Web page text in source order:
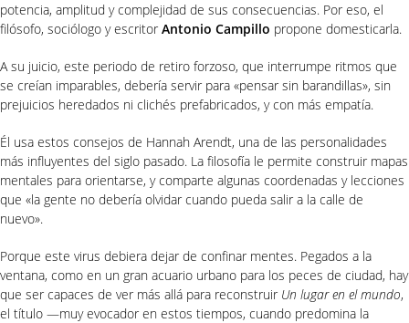
potencia, amplitud y complejidad de sus consecuencias. Por eso, el
filósofo, sociólogo y escritor Antonio Campillo propone domesticarla.
A su juicio, este periodo de retiro forzoso, que interrumpe ritmos que
se creían imparables, debería servir para «pensar sin barandillas», sin
prejuicios heredados ni clichés prefabricados, y con más empatía.
Él usa estos consejos de Hannah Arendt, una de las personalidades
más influyentes del siglo pasado. La filosofía le permite construir mapas
mentales para orientarse, y comparte algunas coordenadas y lecciones
que «la gente no debería olvidar cuando pueda salir a la calle de
nuevo».
Porque este virus debiera dejar de confinar mentes. Pegados a la
ventana, como en un gran acuario urbano para los peces de ciudad, hay
que ser capaces de ver más allá para reconstruir Un lugar en el mundo,
el título —muy evocador en estos tiempos, cuando predomina la